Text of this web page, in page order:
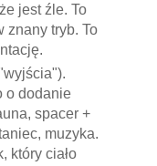
jest źle. To
znany tryb. To
o dodanie
spacer +
muzyka.
który ciało